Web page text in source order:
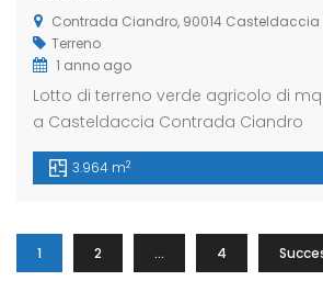
Contrada Ciandro, 90014 Casteldaccia
Terreno
1 anno ago
Lotto di terreno verde agricolo di
a Casteldaccia Contrada Ciandro
3.964 m2
1 2 … 4